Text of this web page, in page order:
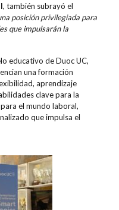
, también subrayó el
posición privilegiada para
que impulsarán la
educativo de Duoc UC,
una formación
aprendizaje
clave para la
el mundo laboral,
que impulsa el